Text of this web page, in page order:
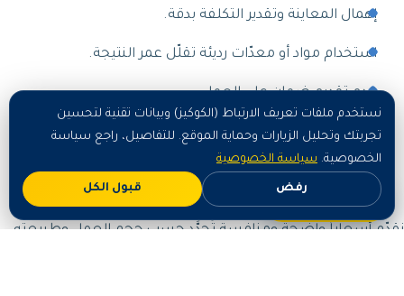
إهمال المعاينة وتقدير التكلفة بدقة.
استخدام مواد أو معدّات رديئة تقلّل عمر النتيجة.
عدم تقديم ضمان على العمل.
أسعار تركيب اجهات زجاج استركشر في
نجران
نقدّم أسعاراً واضحة ومنافسة تُحدَّد حسب حجم العمل وطبيعته
اطلب الآن
نستخدم ملفات تعريف الارتباط (الكوكيز) وبيانات تقنية لتحسين
تجربتك وتحليل الزيارات وحماية الموقع. للتفاصيل، راجع سياسة
الخصوصية. سياسة الخصوصية
رفض قبول الكل